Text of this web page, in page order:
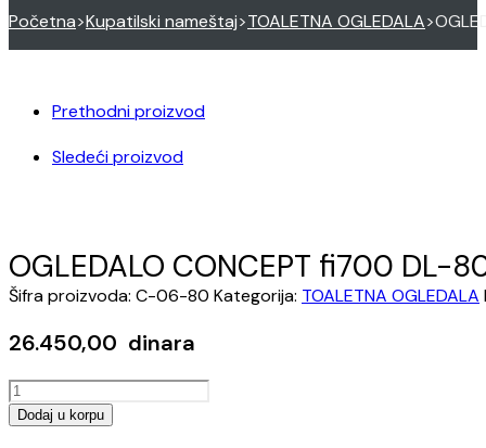
Početna>Kupatilski nameštaj>TOALETNA OGLEDALA>
Prethodni proizvod
Sledeći proizvod
OGLEDALO CONCEPT fi700 DL-
Šifra proizvoda: C-06-80 Kategorija: TOALETNA OGLEDALA
26.450,00 dinara
OGLEDALO
CONCEPT
Dodaj u korpu